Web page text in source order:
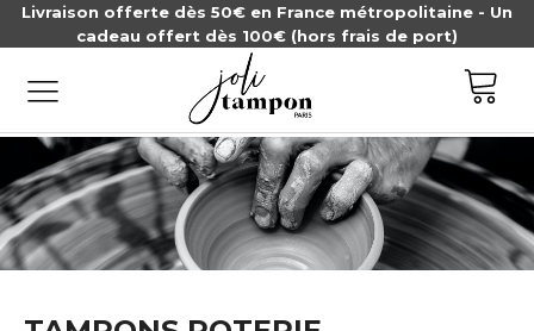
Livraison offerte dès 50€ en France métropolitaine - Un
cadeau offert dès 100€ (hors frais de port)